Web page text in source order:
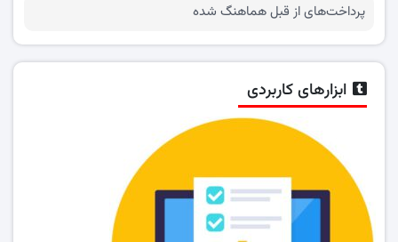
پرداخت‌های از قبل هماهنگ شده
ابزارهای کاربردی